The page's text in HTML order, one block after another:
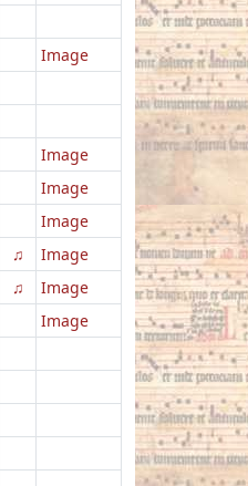
Image
Image
Image
Image
♫
Image
♫
Image
Image